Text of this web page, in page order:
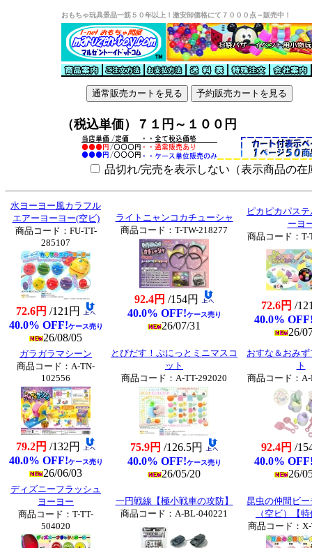
おもちゃ玩具景品一筋５０年以上！激安卸価格にて７０００点～販売中！
（税込単価）７１円～１００円
品切れ/完売を表示しない（表示商品の
水ヨーヨー風カラフル
エアーヨーヨー(空ビ)
商品コード：FU-TT-
285107
72.6円 /121円
40.0% OFF!ケース売り
26/08/05
ライトニャンコカチューシャ
商品コード：T-TW-218277
92.4円 /154円
40.0% OFF!ケース売り
26/07/31
ピカピカパス
ーヨ
商品コード：T-
72.6円 /
40.0%
26/
ガラガラマシーン
商品コード：A-TN-
102556
79.2円 /132円
40.0% OFF!ケース売り
26/06/03
とびだす！ぷにっとミニマスコ
ット
商品コード：A-TT-292020
75.9円 /126.5円
40.0% OFF!ケース売り
26/05/20
おすな＆おみ
ト
商品コード：
92.4円 /
40.0%
26/
ディズニーフラッシュ
ヨーヨー
商品コード：T-TT-
504020
一円戦線【極小戦車の攻防】
商品コード：A-BL-040221
昆虫の仲間ビ
（空ビ）【
商品コード：